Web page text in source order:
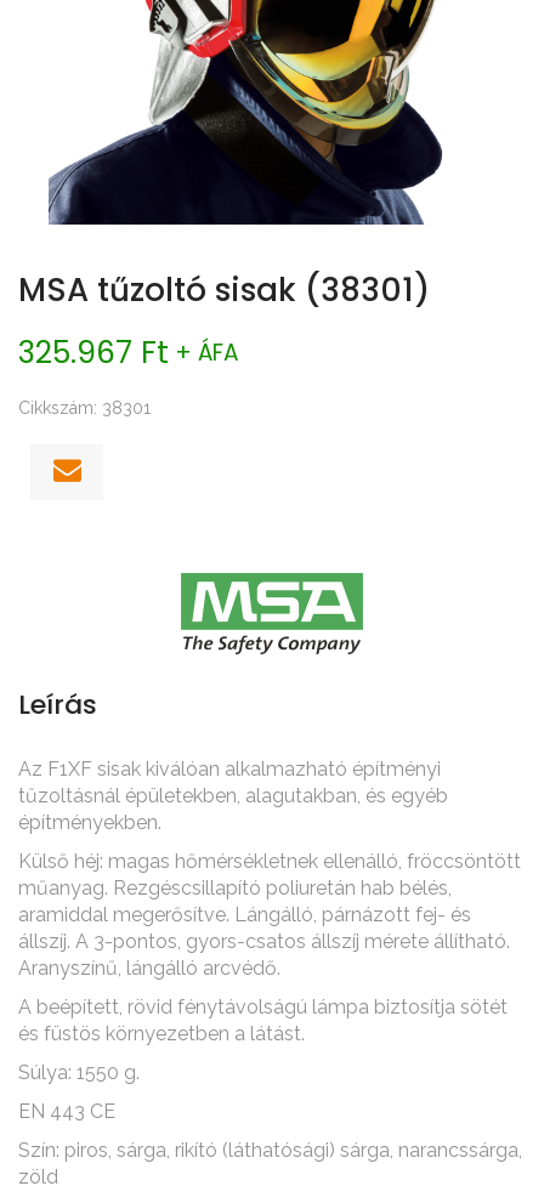
MSA tűzoltó sisak (38301)
325.967 Ft + ÁFA
Cikkszám: 38301
Leírás
Az F1XF sisak kiválóan alkalmazható építményi
tűzoltásnál épületekben, alagutakban, és egyéb
építményekben.
Külső héj: magas hőmérsékletnek ellenálló, fröccsöntött
műanyag. Rezgéscsillapító poliuretán hab bélés,
aramiddal megerősítve. Lángálló, párnázott fej- és
állszíj. A 3-pontos, gyors-csatos állszíj mérete állítható.
Aranyszínű, lángálló arcvédő.
A beépített, rövid fénytávolságú lámpa biztosítja sötét
és füstös környezetben a látást.
Súlya: 1550 g.
EN 443 CE
Szín: piros, sárga, rikító (láthatósági) sárga, narancssárga,
zöld